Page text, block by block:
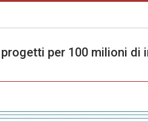
per 100 milioni di